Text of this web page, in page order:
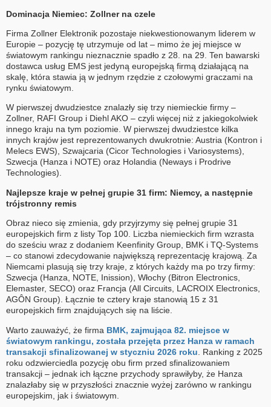
Dominacja Niemiec: Zollner na czele
Firma Zollner Elektronik pozostaje niekwestionowanym liderem w
Europie – pozycję tę utrzymuje od lat – mimo że jej miejsce w
światowym rankingu nieznacznie spadło z 28. na 29. Ten bawarski
dostawca usług EMS jest jedyną europejską firmą działającą na
skalę, która stawia ją w jednym rzędzie z czołowymi graczami na
rynku światowym.
W pierwszej dwudziestce znalazły się trzy niemieckie firmy –
Zollner, RAFI Group i Diehl AKO – czyli więcej niż z jakiegokolwiek
innego kraju na tym poziomie. W pierwszej dwudziestce kilka
innych krajów jest reprezentowanych dwukrotnie: Austria (Kontron i
Melecs EWS), Szwajcaria (Cicor Technologies i Variosystems),
Szwecja (Hanza i NOTE) oraz Holandia (Neways i Prodrive
Technologies).
Najlepsze kraje w pełnej grupie 31 firm: Niemcy, a następnie
trójstronny remis
Obraz nieco się zmienia, gdy przyjrzymy się pełnej grupie 31
europejskich firm z listy Top 100. Liczba niemieckich firm wzrasta
do sześciu wraz z dodaniem Keenfinity Group, BMK i TQ-Systems
– co stanowi zdecydowanie największą reprezentację krajową. Za
Niemcami plasują się trzy kraje, z których każdy ma po trzy firmy:
Szwecja (Hanza, NOTE, Inission), Włochy (Bitron Electronics,
Elemaster, SECO) oraz Francja (All Circuits, LACROIX Electronics,
AGÔN Group). Łącznie te cztery kraje stanowią 15 z 31
europejskich firm znajdujących się na liście.
Warto zauważyć, że firma BMK, zajmująca 82. miejsce w
światowym rankingu, została przejęta przez Hanza w ramach
transakcji sfinalizowanej w styczniu 2026 roku . Ranking z 2025
roku odzwierciedla pozycję obu firm przed sfinalizowaniem
transakcji – jednak ich łączne przychody sprawiłyby, że Hanza
znalazłaby się w przyszłości znacznie wyżej zarówno w rankingu
europejskim, jak i światowym.